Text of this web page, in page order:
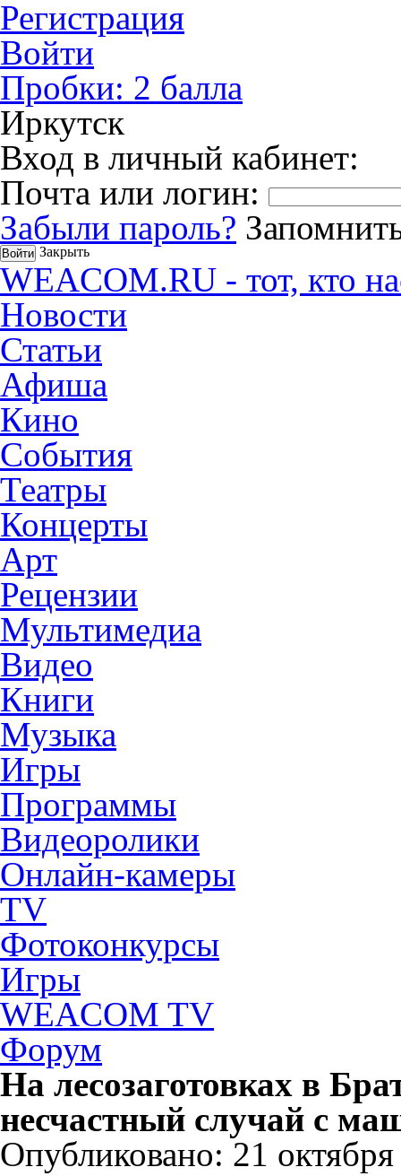
Регистрация
Войти
Пробки: 2 балла
Иркутск
Вход в личный кабинет:
Почта или логин:
Забыли пароль?
Закрыть
WEACOM.RU - тот, кто
Новости
Статьи
Афиша
Кино
События
Театры
Концерты
Арт
Рецензии
Мультимедиа
Видео
Книги
Музыка
Игры
Программы
Видеоролики
Онлайн-камеры
TV
Фотоконкурсы
Игры
WEACOM TV
Форум
На лесозаготовках в
несчастный случай с
Опубликовано: 21